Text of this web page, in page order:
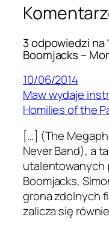
3 odpowiedzi na
Boomjacks –
10/06/2014
Maw wydaje
Homilies of the
[…] (The
Never Band), a
utalentowanych
Boomjacks,
grona zdolnych
zalicza się